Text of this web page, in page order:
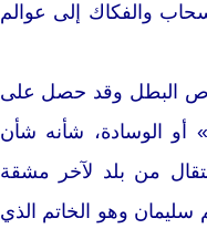
والفكاك إلى عوالم
البطل وقد حصل على
أو الوسادة، شأنه شأن
من بلد لآخر مشقة
وهو الخاتم الذي